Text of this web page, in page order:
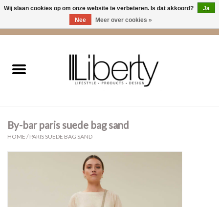
Kleding
Cadeaus
By-bar paris suede bag sand
HOME /PARIS SUEDE BAG SAND
Wij slaan cookies op om onze website te verbeteren. Is dat akkoord?
Ja
Nee
Meer over cookies »